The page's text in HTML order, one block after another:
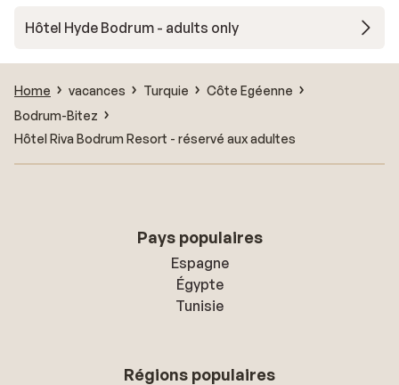
Hôtel Hyde Bodrum - adults only
Home vacances Turquie
Côte Egéenne
Bodrum-Bitez
Hôtel Riva Bodrum Resort - réservé aux adultes
Pays populaires
Espagne
Égypte
Tunisie
Régions populaires